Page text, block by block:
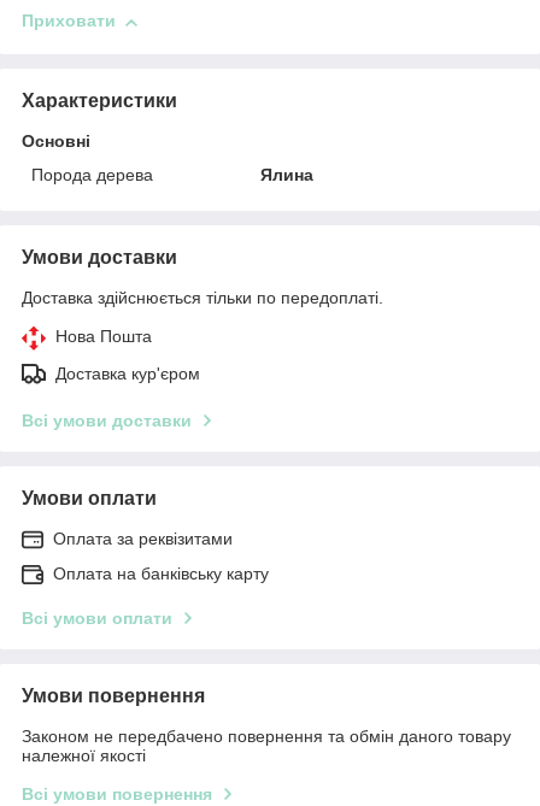
Приховати
Характеристики
Основні
Порода дерева
Ялина
Умови доставки
Доставка здійснюється тільки по передоплаті.
Нова Пошта
Доставка кур'єром
Всі умови доставки
Умови оплати
Оплата за реквізитами
Оплата на банківську карту
Всі умови оплати
Умови повернення
Законом не передбачено повернення та обмін даного товару
належної якості
Всі умови повернення